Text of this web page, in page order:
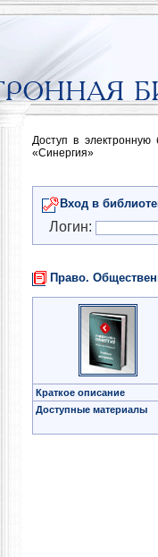
Доступ в электронную
«Синергия»
Вход в
Логин:
Право.
Краткое описание
Доступные материалы